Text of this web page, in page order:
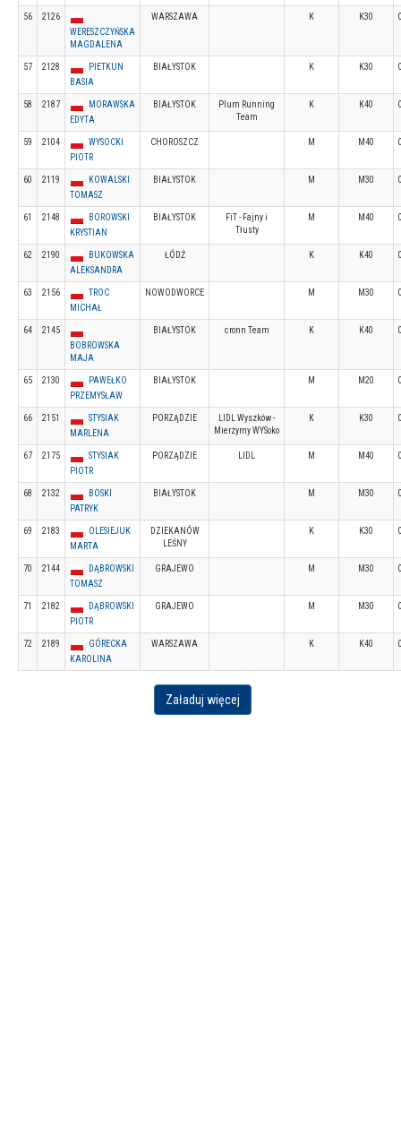
56
2126
WERESZCZYŃSKA
MAGDALENA
WARSZAWA K K30
57 2128
PIETKUN
BASIA
BIAŁYSTOK K K30
58 2187
MORAWSKA
EDYTA
BIAŁYSTOK
Plum Running
Team
K K40
59 2104
WYSOCKI
PIOTR
CHOROSZCZ M M40
60 2119
KOWALSKI
TOMASZ
BIAŁYSTOK M M30
61 2148
BOROWSKI
KRYSTIAN
BIAŁYSTOK
FiT - Fajny i
Tłusty
M M40
62 2190
BUKOWSKA
ALEKSANDRA
ŁÓDŹ K K40
63 2156
TROC
MICHAŁ
NOWODWORCE M M30
64
2145
BOBROWSKA
MAJA
BIAŁYSTOK cronn Team K K40
65 2130
PAWEŁKO
PRZEMYSŁAW
BIAŁYSTOK M M20
66 2151
STYSIAK
MARLENA
PORZĄDZIE
LIDL Wyszków -
Mierzymy WYSoko
K K30
67 2175
STYSIAK
PIOTR
PORZĄDZIE LIDL M M40
68 2132
BOSKI
PATRYK
BIAŁYSTOK M M30
69 2183
OLESIEJUK
MARTA
DZIEKANÓW
LEŚNY
K K30
70 2144
DĄBROWSKI
TOMASZ
GRAJEWO M M30
71 2182
DĄBROWSKI
PIOTR
GRAJEWO M M30
72 2189
GÓRECKA
KAROLINA
WARSZAWA K K40
Załaduj więcej